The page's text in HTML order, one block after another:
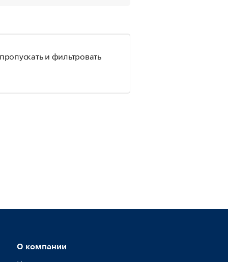
и фильтровать
О компании